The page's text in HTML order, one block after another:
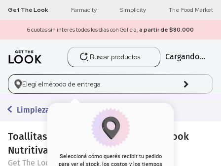
Get The Look Farmacity Simplicity The Food Market
6 cuotas sin interés todos los días con Galicia, a partir de $80.000
Buscar productos
Cargando...
Elegí elmétodo de entrega
Seleccioná cómo querés recibir tu pedido
para ver el stock, los costos y los tiempos
Limpieza
Toallitas Desmaquillantes Get The Look
Nutritiva x 10 un
Get The Look
1 get the look
2 máscara pestañas
3.
5. corrector